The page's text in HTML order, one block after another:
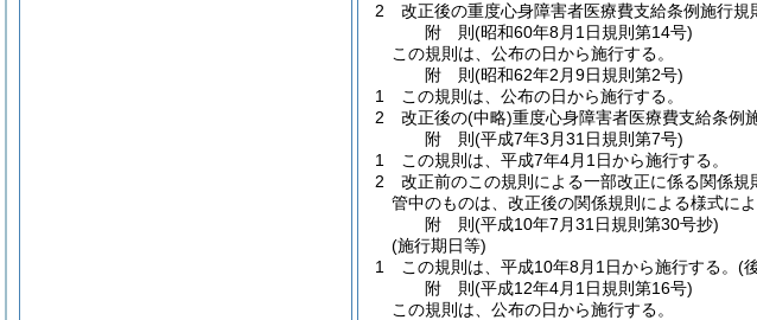
2
改正後の重度心身障害者医療費支給条例施行規
附 則(昭和60年8月1日規則第14号)
この規則は、公布の日から施行する。
附 則(昭和62年2月9日規則第2号)
1
この規則は、公布の日から施行する。
2
改正後の(中略)重度心身障害者医療費支給条例
附 則(平成7年3月31日規則第7号)
1
この規則は、平成7年4月1日から施行する。
2
改正前のこの規則による一部改正に係る関係規
管中のものは、改正後の関係規則による様式に
附 則(平成10年7月31日規則第30号抄)
(施行期日等)
1
この規則は、平成10年8月1日から施行する。 (
附 則(平成12年4月1日規則第16号)
この規則は、公布の日から施行する。